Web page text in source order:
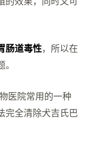
肠道毒性，所以在
医院常用的一种
完全清除犬吉氏巴